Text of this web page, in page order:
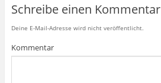
Schreibe einen Kommentar
Deine E-Mail-Adresse wird nicht veröffentlicht.
Kommentar